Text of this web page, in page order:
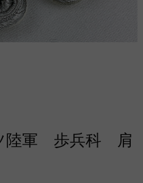
陸軍 歩兵科 肩